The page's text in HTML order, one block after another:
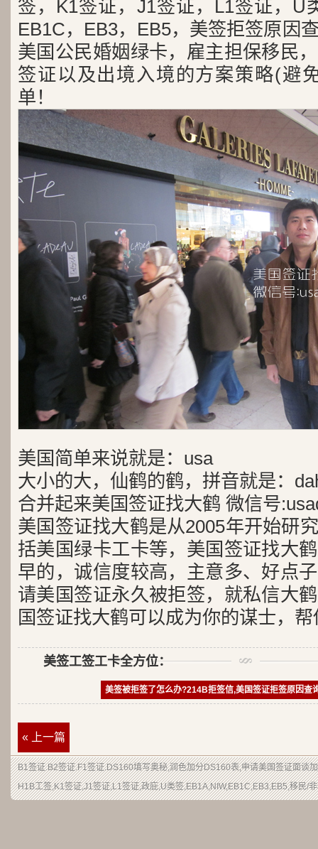
签，K1签证，J1签证，L1签证，U
EB1C，EB3，EB5，美签拒签原因
美国公民婚姻绿卡，雇主担保移民
签证以及出境入境的方案策略(避
单！
美国简单来说就是：usa
大小的大，仙鹤的鹤，拼音就是：
合并起来美国签证找大鹤 微信号
美国签证找大鹤是从2005年开始研
括美国绿卡工卡等，美国签证找大
早的，诚信度较高，主意多、好点
请美国签证永久被拒签，就私信大
国签证找大鹤可以成为你的谋士，
美签工签工卡全方位：
美签被拒签了怎么办?214B拒签信,美国签证拒签原因查
« 上一篇
B1签证.B2签证.F1签证.DS160填写奥秘,润色加分DS160表,申请美国签证面谈
H1B工签,K1签证,J1签证,L1签证,政庇,U类签,EB1A,NIW,EB1C,EB3,EB5,移民/